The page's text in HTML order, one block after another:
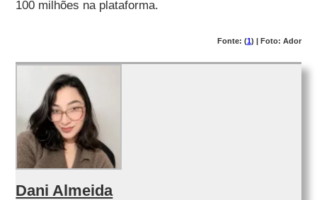
100 milhões na plataforma.
Fonte: (1) | Foto: Ador
Dani Almeida